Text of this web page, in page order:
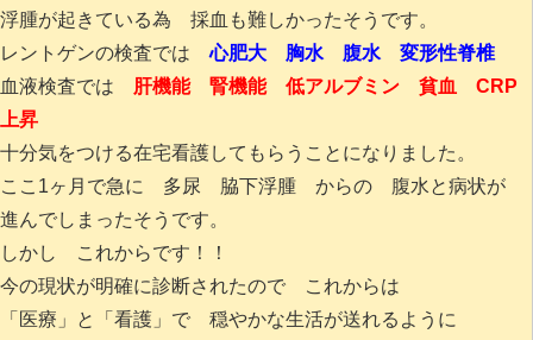
浮腫が起きている為 採血も難しかったそうです。
レントゲンの検査では
心肥大 胸水 腹水 変形性脊椎
血液検査では 肝機能 腎機能 低アルブミン 貧血 CRP
上昇
十分気をつける在宅看護してもらうことになりました。
ここ1ヶ月で急に 多尿 脇下浮腫 からの 腹水と病状が
進んでしまったそうです。
しかし これからです！！
今の現状が明確に診断されたので これからは
「医療」と「看護」で 穏やかな生活が送れるように